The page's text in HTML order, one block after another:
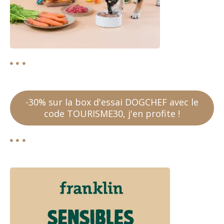
-30% sur la box d'essai DOGCHEF avec le
code TOURISME30, j'en profite !